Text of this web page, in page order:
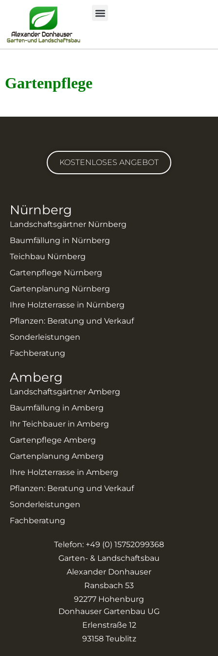
Gartenpflege
KOSTENLOSES ANGEBOT
Nürnberg
Landschaftsgärtner Nürnberg
Baumfällung in Nürnberg
Teichbau Nürnberg
Gartenpflege Nürnberg
Gartenplanung Nürnberg
Ihre Holzterrasse in Nürnberg
Pflanzen: Beratung und Verkauf
Sonderleistungen
Fachberatung
Amberg
Landschaftsgärtner Amberg
Baumfällung in Amberg
Ihr Teichbauer in Amberg
Gartenpflege Amberg
Gartenplanung Amberg
Ihre Holzterrasse in Amberg
Pflanzen: Beratung und Verkauf
Sonderleistungen
Fachberatung
Telefon: +49 (0) 15752099368
Garten- & Landschaftsbau
Alexander Donhauser
Ransbach 53
92277 Hohenburg
Donhauser Gartenbau UG
Erlenstraße 12
93158 Teublitz